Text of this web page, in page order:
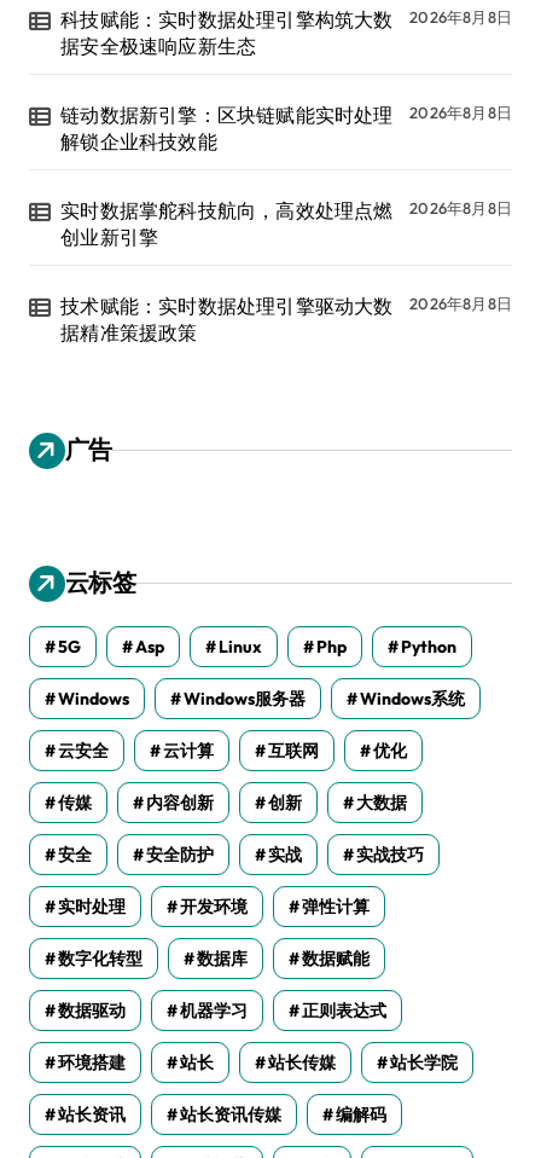
科技赋能：实时数据处理引擎构筑大数
据安全极速响应新生态
2026年8月8日
链动数据新引擎：区块链赋能实时处理
解锁企业科技效能
2026年8月8日
实时数据掌舵科技航向，高效处理点燃
创业新引擎
2026年8月8日
技术赋能：实时数据处理引擎驱动大数
据精准策援政策
2026年8月8日
广告
云标签
5G Asp Linux Php Python
Windows Windows服务器 Windows系统
云安全 云计算 互联网 优化
传媒 内容创新 创新 大数据
安全 安全防护 实战 实战技巧
实时处理 开发环境 弹性计算
数字化转型 数据库 数据赋能
数据驱动 机器学习 正则表达式
环境搭建 站长 站长传媒 站长学院
站长资讯 站长资讯传媒 编解码